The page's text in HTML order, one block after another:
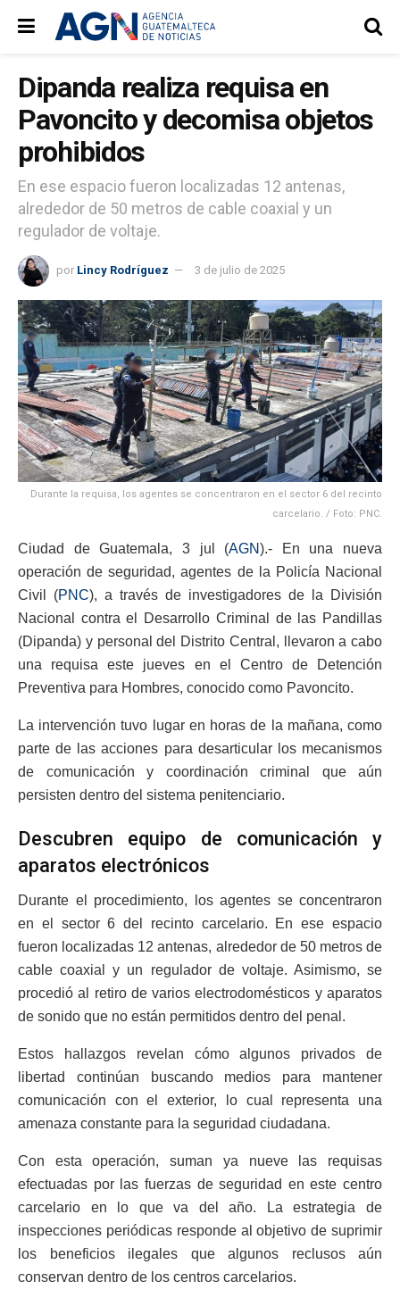
Dipanda realiza requisa en
Pavoncito y decomisa objetos
prohibidos
En ese espacio fueron localizadas 12 antenas,
alrededor de 50 metros de cable coaxial y un
regulador de voltaje.
por Lincy Rodríguez 3 de julio de 2025
Durante la requisa, los agentes se concentraron en el sector 6 del recinto
carcelario. / Foto: PNC.
Ciudad de Guatemala, 3 jul (AGN).- En una nueva
operación de seguridad, agentes de la Policía Nacional
Civil (PNC), a través de investigadores de la División
Nacional contra el Desarrollo Criminal de las Pandillas
(Dipanda) y personal del Distrito Central, llevaron a cabo
una requisa este jueves en el Centro de Detención
Preventiva para Hombres, conocido como Pavoncito.
La intervención tuvo lugar en horas de la mañana, como
parte de las acciones para desarticular los mecanismos
de comunicación y coordinación criminal que aún
persisten dentro del sistema penitenciario.
Descubren equipo de comunicación y
aparatos electrónicos
Durante el procedimiento, los agentes se concentraron
en el sector 6 del recinto carcelario. En ese espacio
fueron localizadas 12 antenas, alrededor de 50 metros de
cable coaxial y un regulador de voltaje. Asimismo, se
procedió al retiro de varios electrodomésticos y aparatos
de sonido que no están permitidos dentro del penal.
Estos hallazgos revelan cómo algunos privados de
libertad continúan buscando medios para mantener
comunicación con el exterior, lo cual representa una
amenaza constante para la seguridad ciudadana.
Con esta operación, suman ya nueve las requisas
efectuadas por las fuerzas de seguridad en este centro
carcelario en lo que va del año. La estrategia de
inspecciones periódicas responde al objetivo de suprimir
los beneficios ilegales que algunos reclusos aún
conservan dentro de los centros carcelarios.